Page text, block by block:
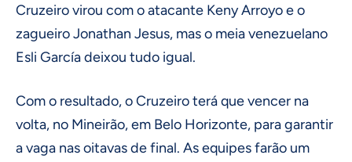
Cruzeiro virou com o atacante Keny Arroyo e o
zagueiro Jonathan Jesus, mas o meia venezuelano
Esli García deixou tudo igual.
Com o resultado, o Cruzeiro terá que vencer na
volta, no Mineirão, em Belo Horizonte, para garantir
a vaga nas oitavas de final. As equipes farão um